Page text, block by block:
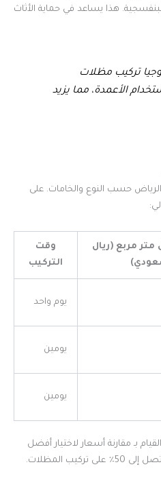
البنفسجية. هذا يساعد في حماية الأثاث
تركيب مظلات
الأعمدة، مما يزيد
حسب النوع والخامات. على
مربع (ريال
وقت
التركيب
يوم واحد
يومين
يومين
بـ مقارنة أسعار لاختيار أفضل
المظلات.